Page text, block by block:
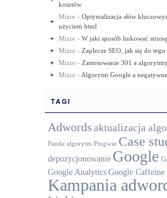
kosztów
Mizor - Optymalizacja słów
użyciem html
Mizor - W jaki sposób linkować stronę
Mizor - Zaplecze SEO, jak się do tego
Mizor - Zastosowanie 301 a
Mizor - Algorytm Google a
TAGI
Adwords aktualizacja
Panda algorytm Pingwin Case
depozycjonowanie Google
Google AnalyticsGoogle Caffeine
Kampania